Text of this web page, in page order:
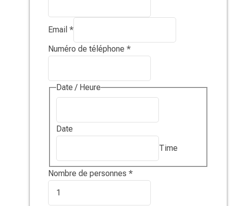
Email *
Numéro de téléphone *
Date / Heure
Date
Time
Nombre de personnes *